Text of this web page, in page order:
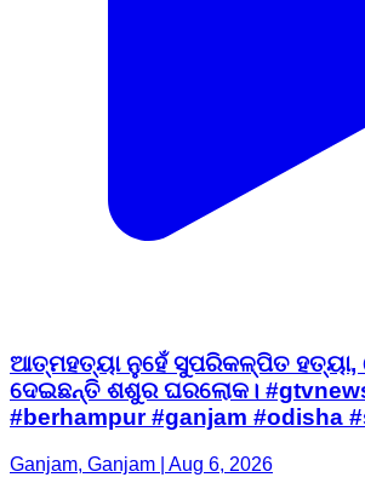
ଆତ୍ମହତ୍ୟା ନୁହେଁ ସୁପରିକଳ୍ପିତ ହତ୍ୟା,
ଦେଇଛନ୍ତି ଶଶୁର ଘରଲୋକ।
#berhampur #ganjam #odisha
Ganjam, Ganjam | Aug 6, 2026